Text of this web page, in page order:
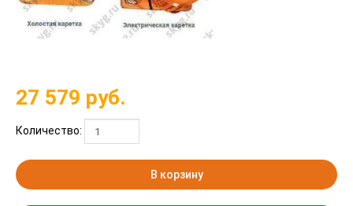
27 579 руб.
Количество:
В корзину